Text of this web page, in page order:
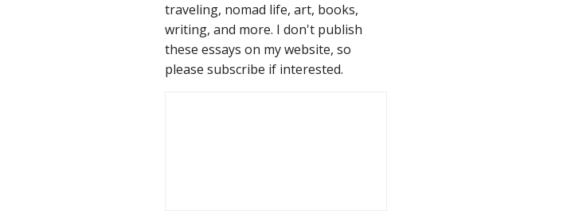
traveling, nomad life, art, books,
writing, and more. I don't publish
these essays on my website, so
please subscribe if interested.